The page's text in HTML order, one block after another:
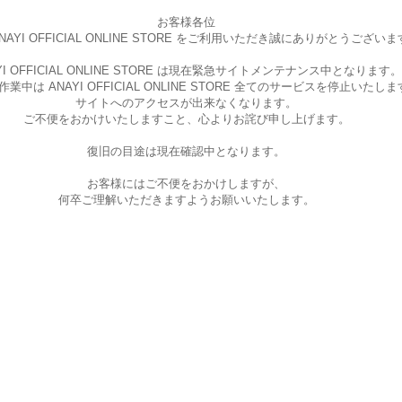
お客様各位
OFFICIAL ONLINE STORE をご利用いただき誠にありがとうございま
OFFICIAL ONLINE STORE は現在緊急サイトメンテナンス中となります。
業中は ANAYI OFFICIAL ONLINE STORE 全てのサービスを停止いたしま
サイトへのアクセスが出来なくなります。
ご不便をおかけいたしますこと、 心よりお詫び申し上げます。
復旧の目途は現在確認中となります。
お客様にはご不便をおかけしますが、
何卒ご理解いただきますようお願いいたします。